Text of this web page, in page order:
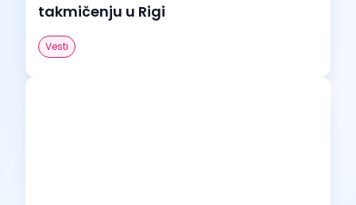
takmičenju u Rigi
Vesti